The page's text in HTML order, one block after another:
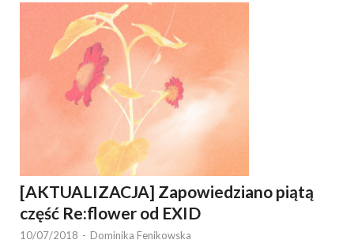
[AKTUALIZACJA] Zapowiedziano piątą
część Re:flower od EXID
10/07/2018 - Dominika Fenikowska